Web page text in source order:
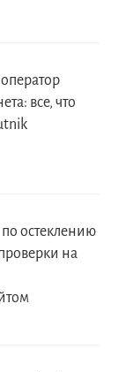
все, что
остеклению
на